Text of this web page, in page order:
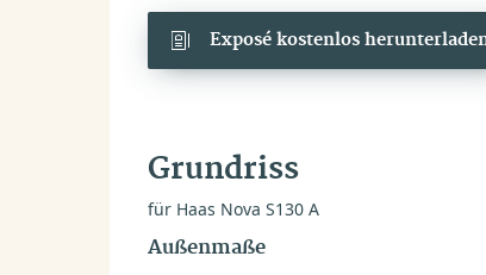
Exposé kostenlos
Grundriss
für Haas Nova S130 A
Außenmaße